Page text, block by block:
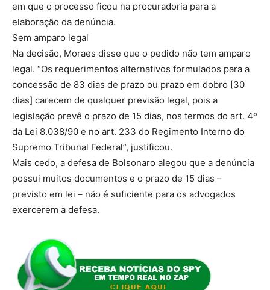
em que o processo ficou na procuradoria para a
elaboração da denúncia.
Sem amparo legal
Na decisão, Moraes disse que o pedido não tem amparo
legal. “Os requerimentos alternativos formulados para a
concessão de 83 dias de prazo ou prazo em dobro [30
dias] carecem de qualquer previsão legal, pois a
legislação prevê o prazo de 15 dias, nos termos do art. 4º
da Lei 8.038/90 e no art. 233 do Regimento Interno do
Supremo Tribunal Federal”, justificou.
Mais cedo, a defesa de Bolsonaro alegou que a denúncia
possui muitos documentos e o prazo de 15 dias –
previsto em lei – não é suficiente para os advogados
exercerem a defesa.